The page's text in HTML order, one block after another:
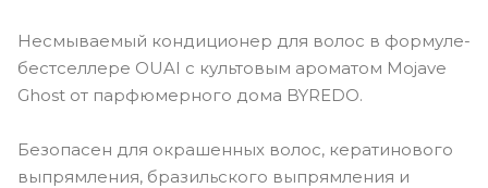
Несмываемый кондиционер для волос в формуле-
бестселлере OUAI с культовым ароматом Mojave
Ghost от парфюмерного дома BYREDO.
Безопасен для окрашенных волос, кератинового
выпрямления, бразильского выпрямления и